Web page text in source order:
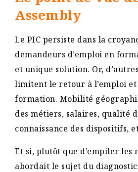
Assembly
Le PIC persiste dans la
demandeurs d’emploi en
et unique solution. Or,
limitent le retour à l’emploi et
formation. Mobilité
des métiers, salaires, qualité
connaissance des dispositifs,
Et si, plutôt que d’empiler les
abordait le sujet du